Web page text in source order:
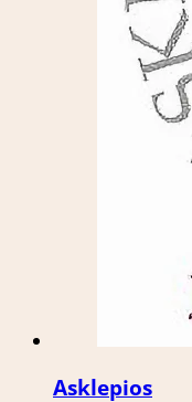
Asklepios